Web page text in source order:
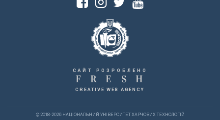
САЙТ РОЗРОБЛЕНО
F R E S H
CREATIVE WEB AGENCY
© 2018-2026 НАЦІОНАЛЬНИЙ УНІВЕРСИТЕТ ХАРЧОВИХ ТЕХНОЛОГІЙ